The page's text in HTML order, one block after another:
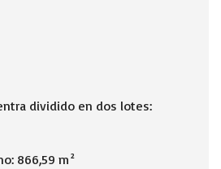
dividido en dos lotes:
866,59 m²